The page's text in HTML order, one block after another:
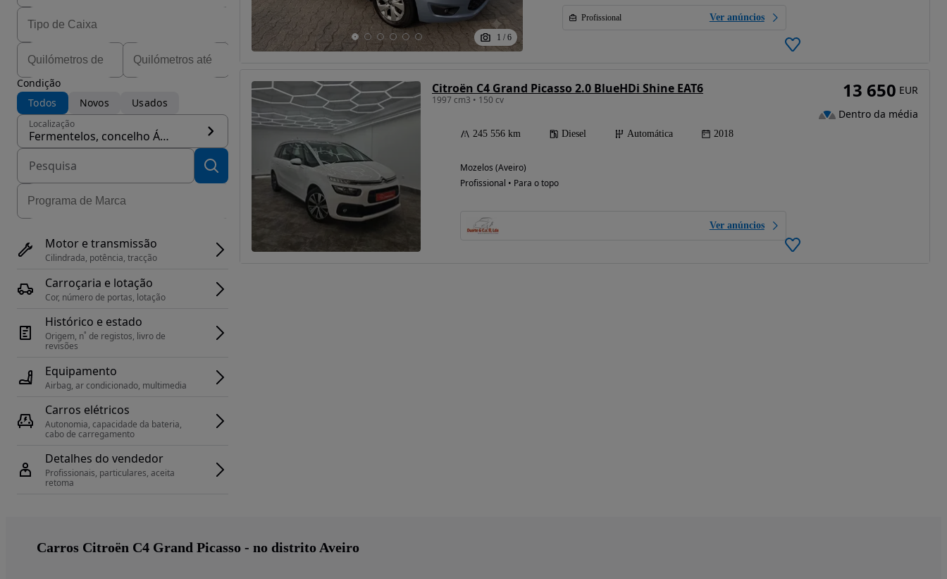
Condição
Todos
Novos Usados
Localização
Fermentelos, concelho Águeda
Motor e transmissão
Cilindrada, potência, tracção
Carroçaria e lotação
Cor, número de portas, lotação
Histórico e estado
Origem, n˚ de registos, livro de
revisões
Equipamento
Airbag, ar condicionado, multimedia
Carros elétricos
Autonomia, capacidade da bateria,
cabo de carregamento
Detalhes do vendedor
Profissionais, particulares, aceita
retoma
1 / 6
Profissional Ver anúncios
Citroën C4 Grand Picasso 2.0 BlueHDi Shine EAT6
1997 cm3 • 150 cv
245 556 km Diesel Automática 2018
Mozelos (Aveiro)
Profissional • Para o topo
Ver anúncios
13 650 EUR
Dentro da média
Carros Citroën C4 Grand Picasso - no distrito Aveiro